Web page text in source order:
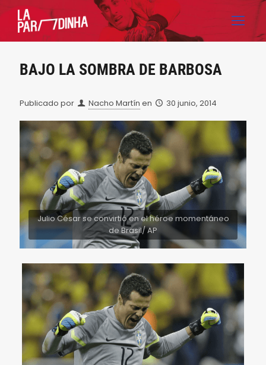
BAJO LA SOMBRA DE BARBOSA
Publicado por Nacho Martín en 30 junio, 2014
Julio César se convirtió en el héroe momentáneo
de Brasil/ AP